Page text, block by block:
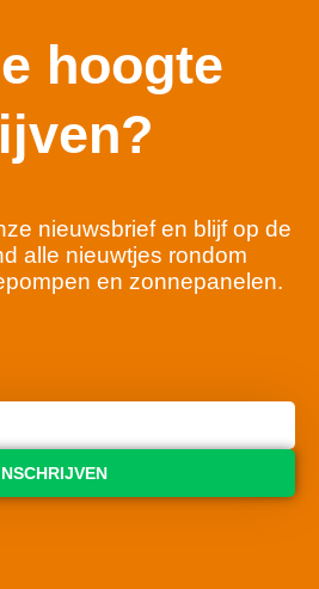
hoogte
nieuwsbrief en blijf op de
alle nieuwtjes rondom
en zonnepanelen.